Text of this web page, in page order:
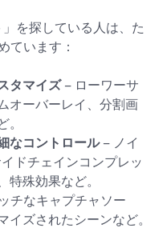
を探している人は、た
ています：
タマイズ– ローワーサ
オーバーレイ、分割画
なコントロール– ノイ
ドチェインコンプレッ
特殊効果など。
チなキャプチャソー
イズされたシーンなど。